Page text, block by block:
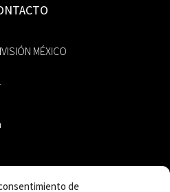
de
MÉXICO